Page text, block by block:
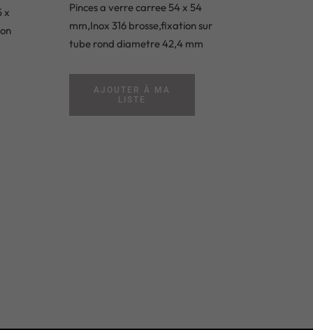
x
Pinces a verre carree 54 x 54
mm,Inox 316 brosse,fixation sur
tube rond diametre 42,4 mm
AJOUTER À MA
LISTE